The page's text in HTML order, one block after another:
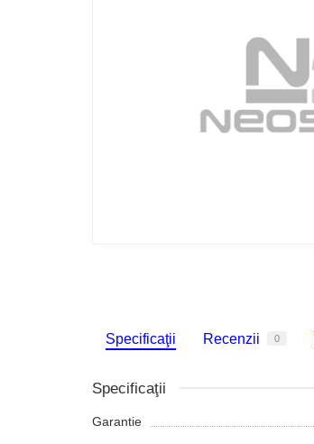
Specificaţii Recenzii 0
Specificaţii
Garantie